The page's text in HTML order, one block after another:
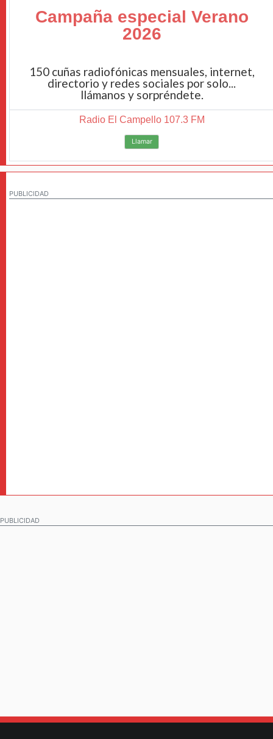
Campaña especial Verano
2026
150 cuñas radiofónicas mensuales, internet,
directorio y redes sociales por solo...
llámanos y sorpréndete.
Radio El Campello 107.3 FM
Llamar
PUBLICIDAD
PUBLICIDAD